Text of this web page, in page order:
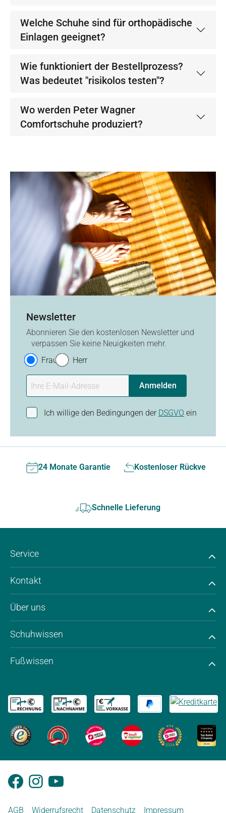
Welche Schuhe sind für orthopädische
Einlagen geeignet?
Wie funktioniert der Bestellprozess?
Was bedeutet "risikolos testen"?
Wo werden Peter Wagner
Comfortschuhe produziert?
Newsletter
Abonnieren Sie den kostenlosen Newsletter und
verpassen Sie keine Neuigkeiten mehr.
Frau
Herr
Anmelden
Ich willige den Bedingungen der DSGVO ein
24 Monate Garantie Kostenloser Rückversand
Schnelle Lieferung
Service
Kontakt
Über uns
Schuhwissen
Fußwissen
AGB Widerrufsrecht Datenschutz Impressum